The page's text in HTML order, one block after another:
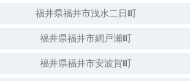
福井県福井市浅水二日町
福井県福井市網戸瀬町
福井県福井市安波賀町